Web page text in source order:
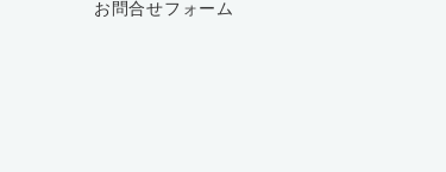
お問合せフォーム